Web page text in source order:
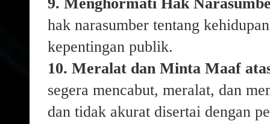
hak narasumber tentang
kepentingan publik.
10. Meralat dan Minta Maaf
segera mencabut, meralat, dan
dan tidak akurat disertai dengan